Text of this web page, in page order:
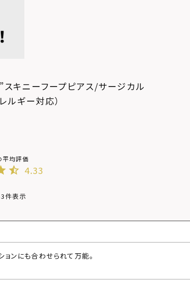
スキニーフープピアス/サージカル
ルギー対応）
4.33
3件表示
ョンにも合わせられて万能。